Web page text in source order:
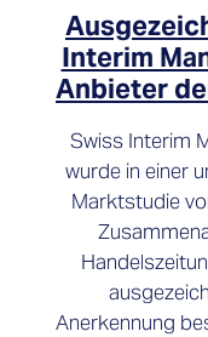
Interim
Anbieter
Swiss Interim
wurde in einer
Marktstudie
Anerkennung